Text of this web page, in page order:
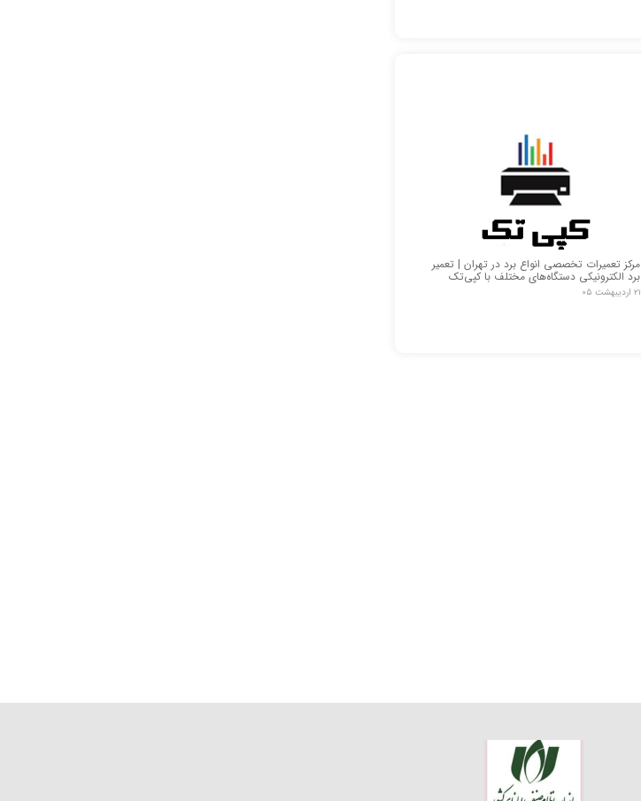
مرکز تعمیرات تخصصی انواع برد در تهران | تعمیر
برد الکترونیکی دستگاه‌های مختلف با کپی‌تک
۲۱ اردیبهشت ۰۵